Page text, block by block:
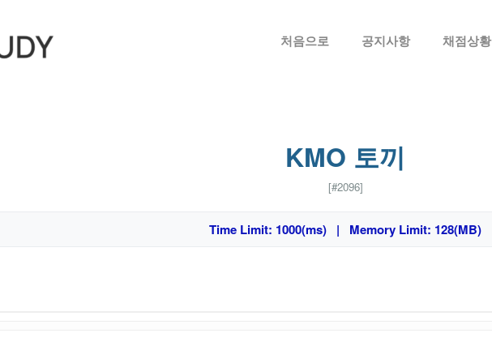
처음으로 공지사항 채점상황
KMO 토끼
[#2096]
Time Limit: 1000(ms) | Memory Limit: 128(MB)